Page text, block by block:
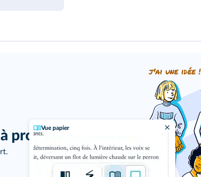
Vue papier
proposer ?
j'ai une idée !